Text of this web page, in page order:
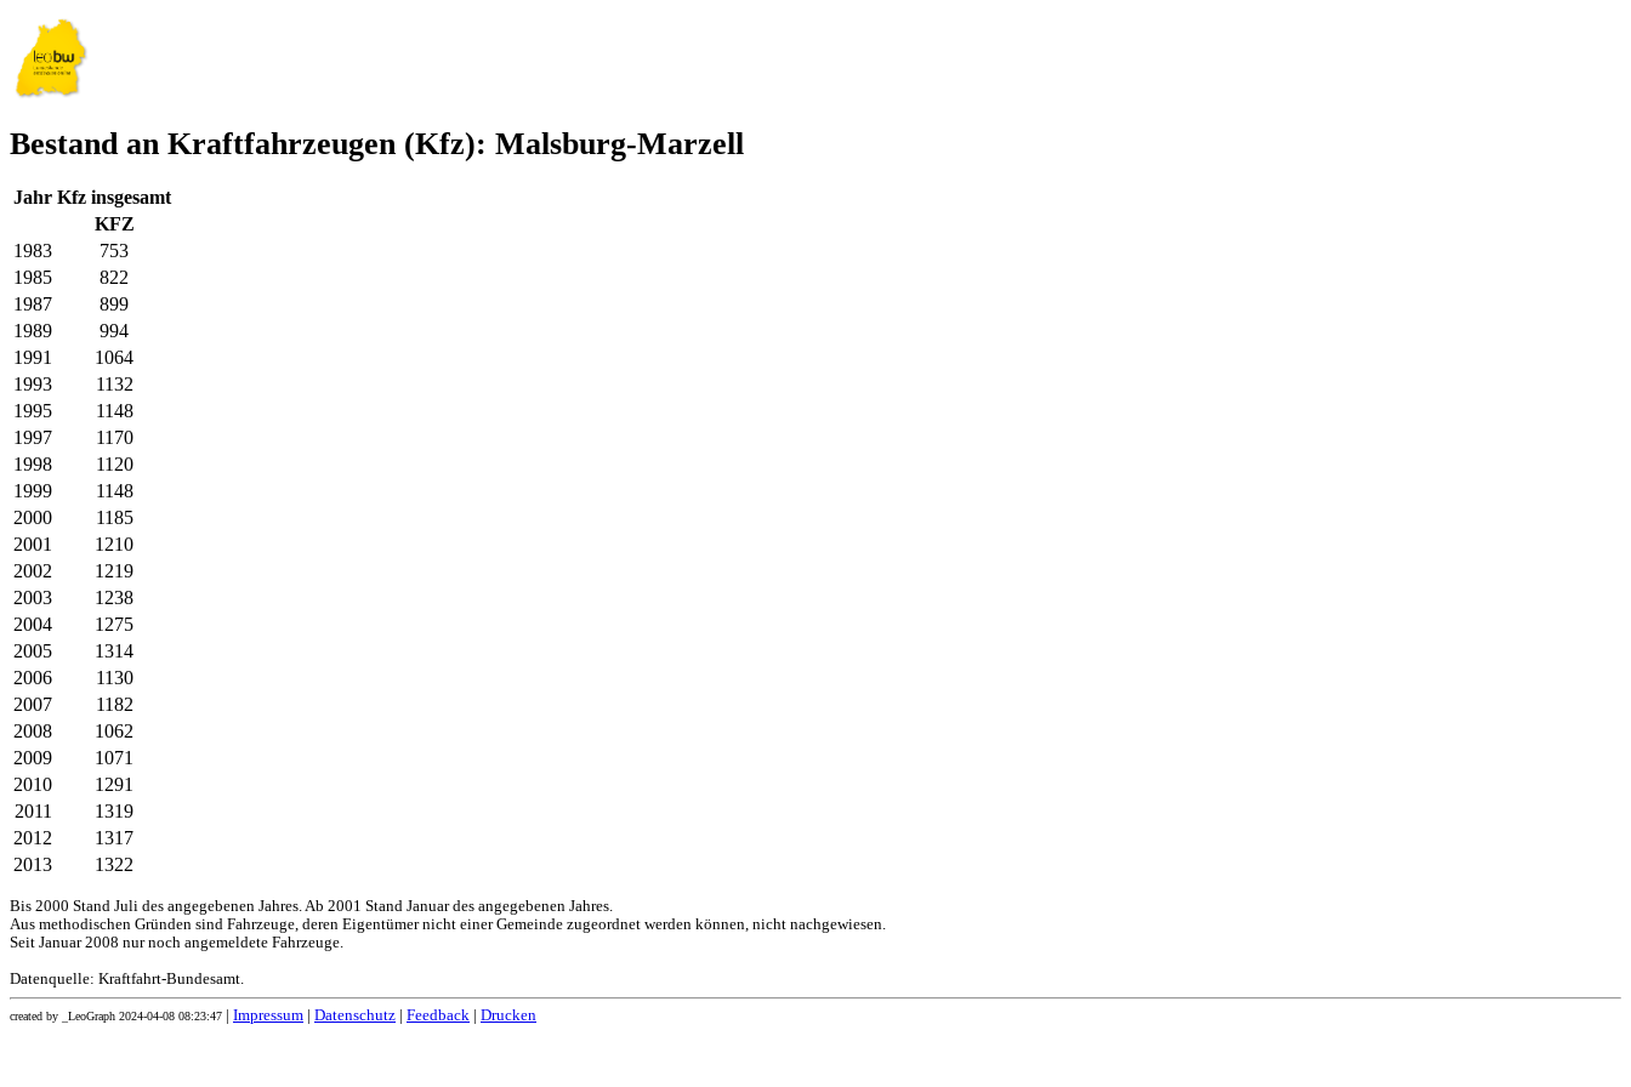
Bestand an Kraftfahrzeugen (Kfz): Malsburg-Marzell
Jahr Kfz insgesamt
KFZ
1983
753
1985
822
1987
899
1989
994
1991
1064
1993
1132
1995
1148
1997
1170
1998
1120
1999
1148
2000
1185
2001
1210
2002
1219
2003
1238
2004
1275
2005
1314
2006
1130
2007
1182
2008
1062
2009
1071
2010
1291
2011
1319
2012
1317
2013
1322
Bis 2000 Stand Juli des angegebenen Jahres. Ab 2001 Stand Januar des angegebenen Jahres.
Aus methodischen Gründen sind Fahrzeuge, deren Eigentümer nicht einer Gemeinde zugeordnet werden können, nicht nachgewiesen.
Seit Januar 2008 nur noch angemeldete Fahrzeuge.
Datenquelle: Kraftfahrt-Bundesamt.
created by _LeoGraph 2024-04-08 08:23:47 Impressum Datenschutz Feedback Drucken